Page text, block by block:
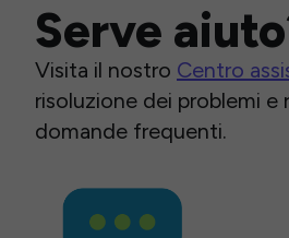
Serve
Visita il nostro Centro
risoluzione dei problemi e
domande frequenti.